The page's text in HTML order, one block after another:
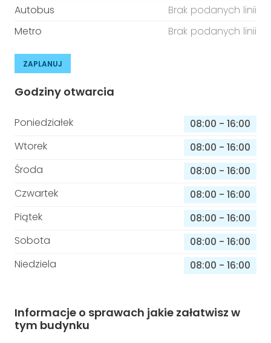
Autobus
Brak podanych linii
Metro
Brak podanych linii
ZAPLANUJ
Godziny otwarcia
Poniedziałek 08:00 - 16:00
Wtorek
08:00 - 16:00
Środa
08:00 - 16:00
Czwartek
08:00 - 16:00
Piątek
08:00 - 16:00
Sobota
08:00 - 16:00
Niedziela
08:00 - 16:00
Informacje o sprawach jakie załatwisz w
tym budynku